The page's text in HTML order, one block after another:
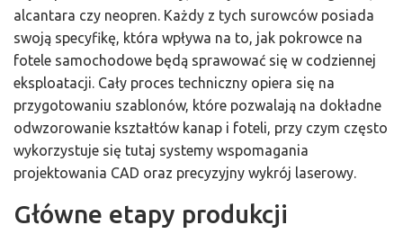
alcantara czy neopren. Każdy z tych surowców posiada
swoją specyfikę, która wpływa na to, jak pokrowce na
fotele samochodowe będą sprawować się w codziennej
eksploatacji. Cały proces techniczny opiera się na
przygotowaniu szablonów, które pozwalają na dokładne
odwzorowanie kształtów kanap i foteli, przy czym często
wykorzystuje się tutaj systemy wspomagania
projektowania CAD oraz precyzyjny wykrój laserowy.
Główne etapy produkcji